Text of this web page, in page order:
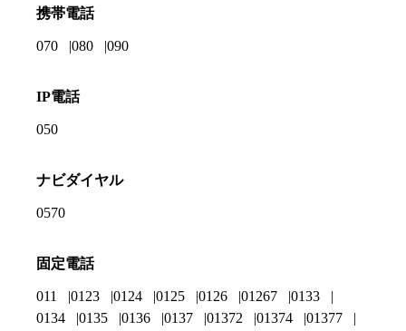
携帯電話
070 080 090
IP電話
050
ナビダイヤル
0570
固定電話
011 0123 0124 0125 0126 01267
0133
0134
0135 0136 0137 01372 01374 01377